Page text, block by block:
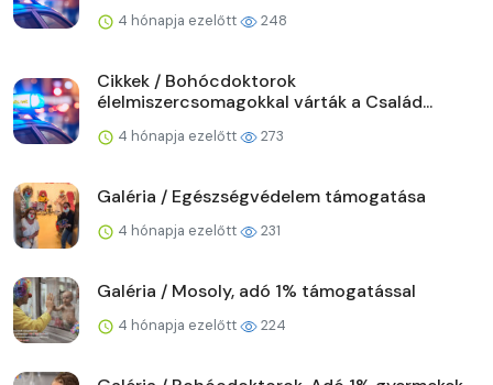
4 hónapja ezelőtt 248
Cikkek / Bohócdoktorok
élelmiszercsomagokkal várták a Család...
4 hónapja ezelőtt 273
Galéria / Egészségvédelem támogatása
4 hónapja ezelőtt 231
Galéria / Mosoly, adó 1% támogatással
4 hónapja ezelőtt 224